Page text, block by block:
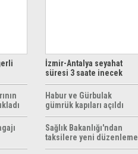
İzmir-Antalya seyahat
süresi 3 saate inecek
Habur ve Gürbulak
gümrük kapıları açıldı
Sağlık Bakanlığı'ndan
taksilere yeni düzenleme